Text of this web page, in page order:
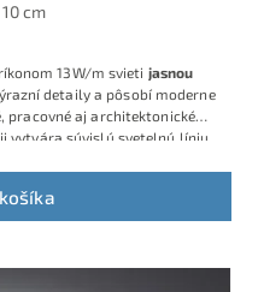
cm
13W/m svieti jasnou
detaily a pôsobí moderne
pracovné aj architektonické
vytvára súvislú svetelnú líniu
prispôsobiť projektu.